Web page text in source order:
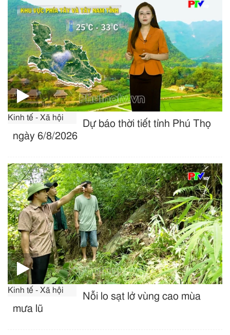
Kinh tế - Xã hội
Dự báo thời tiết tỉnh Phú Thọ
ngày 6/8/2026
Kinh tế - Xã hội
Nỗi lo sạt lở vùng cao mùa
mưa lũ